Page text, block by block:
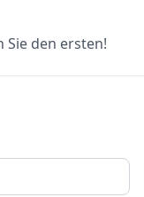
Sie den ersten!